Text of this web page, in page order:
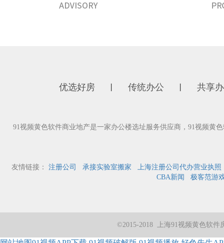
优选好房 传统办公 共享
91视频黄色软件商业地产是一家办公楼选址服务供应商，91视频
友情链接： 注册公司 承接实验室搬家
上海注册公司代办营业执照
CBA新闻
极客范游
©2015-2018 上海91视频黄色软